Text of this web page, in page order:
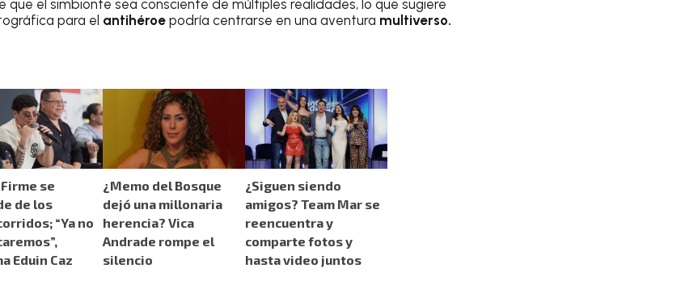
que el simbionte sea consciente de múltiples realidades, lo que sugiere
para el antihéroe podría centrarse en una aventura multiverso.
se
de los
“Ya no
Eduin Caz
¿Memo del Bosque
dejó una millonaria
herencia? Vica
Andrade rompe el
silencio
¿Siguen siendo
amigos? Team Mar se
reencuentra y
comparte fotos y
hasta video juntos